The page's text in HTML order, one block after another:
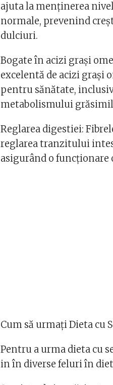
ajuta la menținerea
normale, prevenind
dulciuri.
Bogate în acizi grași
excelentă de acizi grași
pentru sănătate,
metabolismului
Reglarea digestiei:
reglarea tranzitului
asigurând o funcționare
Cum să urmați Dieta cu
Pentru a urma dieta cu
in în diverse feluri în